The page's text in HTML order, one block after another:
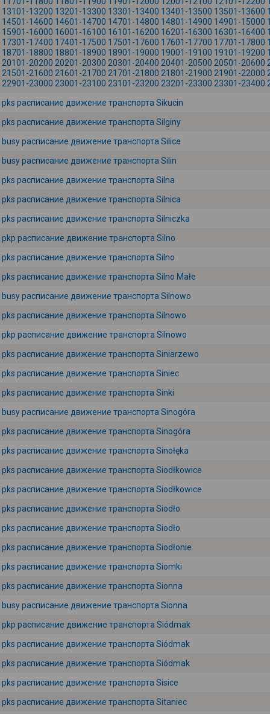
13101-13200 13201-13300 13301-13400 13401-13500 13501-13600
14501-14600 14601-14700 14701-14800 14801-14900 14901-15000
15901-16000 16001-16100 16101-16200 16201-16300 16301-16400
17301-17400 17401-17500 17501-17600 17601-17700 17701-17800
18701-18800 18801-18900 18901-19000 19001-19100 19101-19200
20101-20200 20201-20300 20301-20400 20401-20500 20501-20600
21501-21600 21601-21700 21701-21800 21801-21900 21901-22000
22901-23000 23001-23100 23101-23200 23201-23300 23301-23400
pks расписание движение транспорта Sikucin
pks расписание движение транспорта Silginy
busy расписание движение транспорта Silice
busy расписание движение транспорта Silin
pks расписание движение транспорта Silna
pks расписание движение транспорта Silnica
pks расписание движение транспорта Silniczka
pkp расписание движение транспорта Silno
pks расписание движение транспорта Silno
pks расписание движение транспорта Silno Małe
busy расписание движение транспорта Silnowo
pks расписание движение транспорта Silnowo
pkp расписание движение транспорта Silnowo
pks расписание движение транспорта Siniarzewo
pks расписание движение транспорта Siniec
pks расписание движение транспорта Sinki
busy расписание движение транспорта Sinogóra
pks расписание движение транспорта Sinogóra
pks расписание движение транспорта Sinołęka
pks расписание движение транспорта Siodłkowice
pks расписание движение транспорта Siodłkowice
pks расписание движение транспорта Siodło
pks расписание движение транспорта Siodło
pks расписание движение транспорта Siodłonie
pks расписание движение транспорта Siomki
pks расписание движение транспорта Sionna
busy расписание движение транспорта Sionna
pkp расписание движение транспорта Siódmak
pks расписание движение транспорта Siódmak
pks расписание движение транспорта Siódmak
pks расписание движение транспорта Sisice
pks расписание движение транспорта Sitaniec